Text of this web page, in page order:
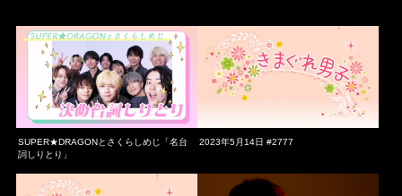
SUPER★DRAGONとさくらしめじ「名台
詞しりとり」
2023年5月14日 #2777